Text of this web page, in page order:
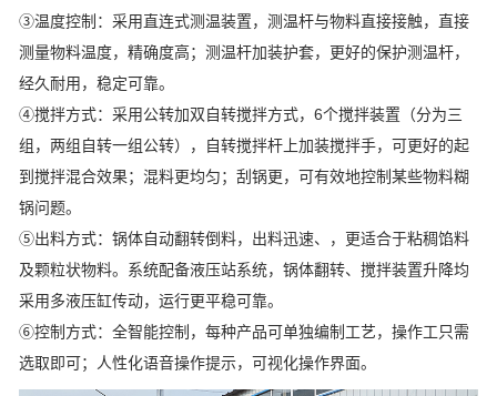
③温度控制：采用直连式测温装置，测温杆与物料直接接触，直接
测量物料温度，精确度高；测温杆加装护套，更好的保护测温杆，
经久耐用，稳定可靠。
④搅拌方式：采用公转加双自转搅拌方式，6个搅拌装置（分为三
组，两组自转一组公转），自转搅拌杆上加装搅拌手，可更好的起
到搅拌混合效果；混料更均匀；刮锅更，可有效地控制某些物料糊
锅问题。
⑤出料方式：锅体自动翻转倒料，出料迅速、，更适合于粘稠馅料
及颗粒状物料。系统配备液压站系统，锅体翻转、搅拌装置升降均
采用多液压缸传动，运行更平稳可靠。
⑥控制方式：全智能控制，每种产品可单独编制工艺，操作工只需
选取即可；人性化语音操作提示，可视化操作界面。